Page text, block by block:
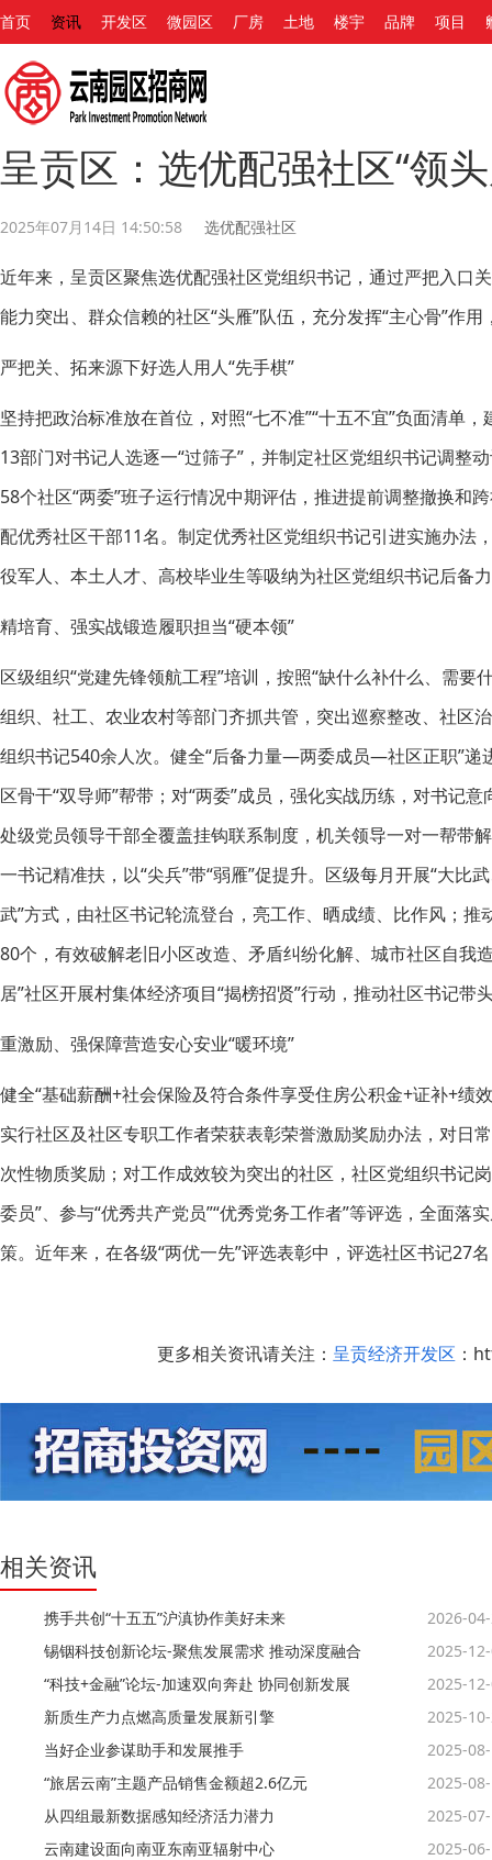
首页 资讯 开发区 微园区 厂房 土地 楼宇 品牌 项目
呈贡区：选优配强社区“领
2025年07月14日 14:50:58 选优配强社区
近年来，呈贡区聚焦选优配强社区党组织书记，通过严把入口
能力突出、群众信赖的社区“头雁”队伍，充分发挥“主心骨”作
严把关、拓来源下好选人用人“先手棋”
坚持把政治标准放在首位，对照“七不准”“十五不宜”负面清单
13部门对书记人选逐一“过筛子”，并制定社区党组织书记调整
58个社区“两委”班子运行情况中期评估，推进提前调整撤换和
配优秀社区干部11名。制定优秀社区党组织书记引进实施办
役军人、本土人才、高校毕业生等吸纳为社区党组织书记后备
精培育、强实战锻造履职担当“硬本领”
区级组织“党建先锋领航工程”培训，按照“缺什么补什么、需
组织、社工、农业农村等部门齐抓共管，突出巡察整改、社区
组织书记540余人次。健全“后备力量—两委成员—社区正职”递
区骨干“双导师”帮带；对“两委”成员，强化实战历练，对书记
处级党员领导干部全覆盖挂钩联系制度，机关领导一对一帮带
一书记精准扶，以“尖兵”带“弱雁”促提升。区级每月开展“大比
武”方式，由社区书记轮流登台，亮工作、晒成绩、比作风；
80个，有效破解老旧小区改造、矛盾纠纷化解、城市社区自我
居”社区开展村集体经济项目“揭榜招贤”行动，推动社区书记带
重激励、强保障营造安心安业“暖环境”
健全“基础薪酬+社会保险及符合条件享受住房公积金+证补+绩
实行社区及社区专职工作者荣获表彰荣誉激励奖励办法，对日
次性物质奖励；对工作成效较为突出的社区，社区党组织书记
委员”、参与“优秀共产党员”“优秀党务工作者”等评选，全面
策。近年来，在各级“两优一先”评选表彰中，评选社区书记27
更多相关资讯请关注： 呈贡经济开发区 ：
相关资讯
携手共创“十五五”沪滇协作美好未来
2026-
锡铟科技创新论坛-聚焦发展需求 推动深度融合
2025-
“科技+金融”论坛-加速双向奔赴 协同创新发展
2025-
新质生产力点燃高质量发展新引擎
2025-
当好企业参谋助手和发展推手
2025-
“旅居云南”主题产品销售金额超2.6亿元
2025-
从四组最新数据感知经济活力潜力
2025-
云南建设面向南亚东南亚辐射中心
2025-